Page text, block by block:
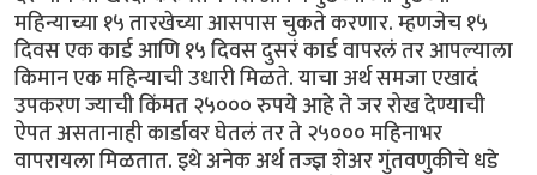
महिन्याच्या १५ तारखेच्या आसपास चुकते करणार. म्हणजेच १५
दिवस एक कार्ड आणि १५ दिवस दुसरं कार्ड वापरलं तर आपल्याला
किमान एक महिन्याची उधारी मिळते. याचा अर्थ समजा एखादं
उपकरण ज्याची किंमत २५००० रुपये आहे ते जर रोख देण्याची
ऐपत असतानाही कार्डावर घेतलं तर ते २५००० महिनाभर
वापरायला मिळतात. इथे अनेक अर्थ तज्ज्ञ शेअर गुंतवणुकीचे धडे